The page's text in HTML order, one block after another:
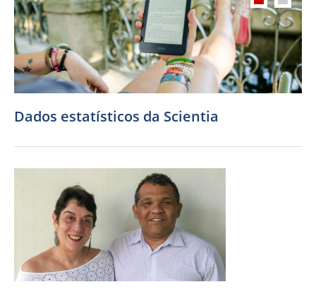
Dados estatísticos da Scientia
Artigos mais citados